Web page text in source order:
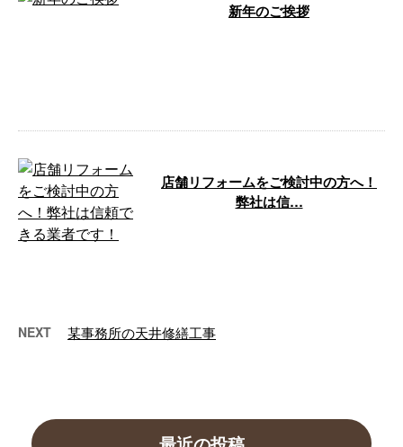
新年のご挨拶
店舗リフォームをご検討中の方へ！
弊社は信…
NEXT 某事務所の天井修繕工事